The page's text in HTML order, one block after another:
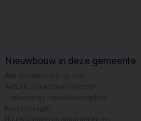
Nieuwbouw in deze gemeente